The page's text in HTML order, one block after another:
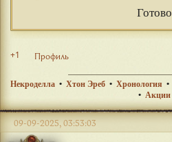
Готово
+1 Профиль
Некроделла • Хтон Эреб • Хронология •
• Акции
09-09-2025, 03:53:03